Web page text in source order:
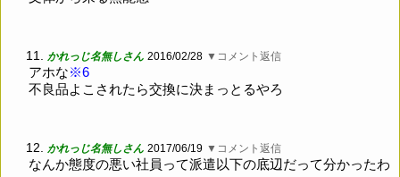
11. かれっじ名無しさん 2016/02/28 ▼コメント返信
アホな※6
不良品よこされたら交換に決まっとるやろ
12. かれっじ名無しさん 2017/06/19 ▼コメント返信
なんか態度の悪い社員って派遣以下の底辺だって分かったわ